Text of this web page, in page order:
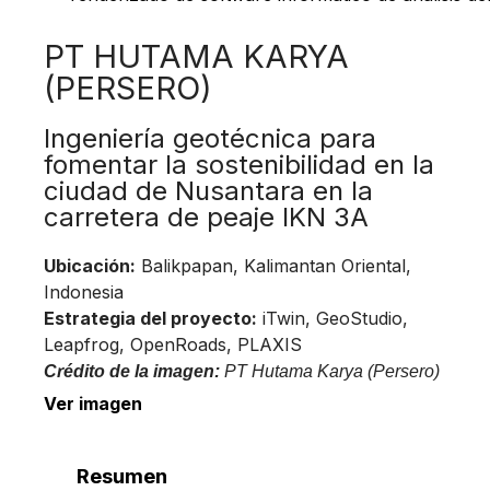
PT HUTAMA KARYA
(PERSERO)
Ingeniería geotécnica para
fomentar la sostenibilidad en la
ciudad de Nusantara en la
carretera de peaje IKN 3A
Ubicación: Balikpapan, Kalimantan Oriental,
Indonesia
Estrategia del proyecto: iTwin, GeoStudio,
Leapfrog, OpenRoads, PLAXIS
Crédito de la imagen: PT Hutama Karya (Persero)
Ver imagen
Resumen